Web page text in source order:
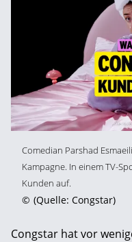
Comedian Parshad
Kampagne. In einem TV-
Kunden auf.
© (Quelle: Congstar)
Congstar hat vor